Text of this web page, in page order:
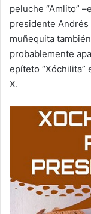
peluche “Amlito”
presidente Andrés
muñequita
probablemente
epíteto “Xóchilita”
X.